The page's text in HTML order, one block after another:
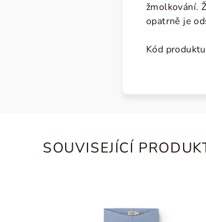
žmolkování.
opatrně je
Kód
SOUVISEJÍCÍ